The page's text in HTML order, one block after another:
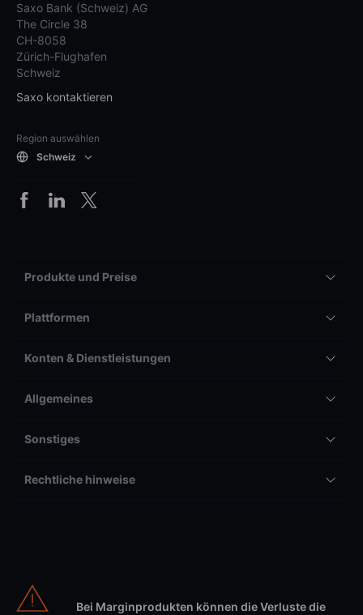
Saxo Bank (Schweiz) AG
The Circle 38
CH-8058
Zürich-Flughafen
Schweiz
Saxo kontaktieren
Region auswählen
Schweiz
Produkte und Preise
Plattformen
Konten & Dienstleistungen
Allgemeines
Sonstiges
Rechtliche hinweise
Bei Marginprodukten können die Verluste die